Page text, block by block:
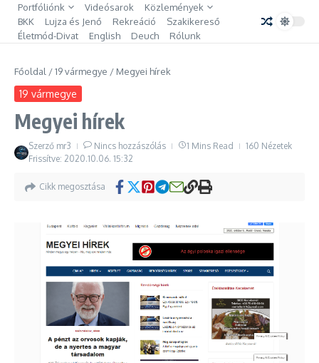
Ugrás a tartalomhoz
Portfóliónk Videósarok
Közlemények
BKK
Lujza és Jenő Rekreáció
Szakikereső
Életmód-Divat
English Deuch Rólunk
Főoldal /19 vármegye / Megyei hírek
19 vármegye
Megyei hírek
Szerző mr3 Nincs hozzászólás 1 Mins Read
160 Nézetek
Frissítve: 2020.10.06. 15:32
Cikk megosztása